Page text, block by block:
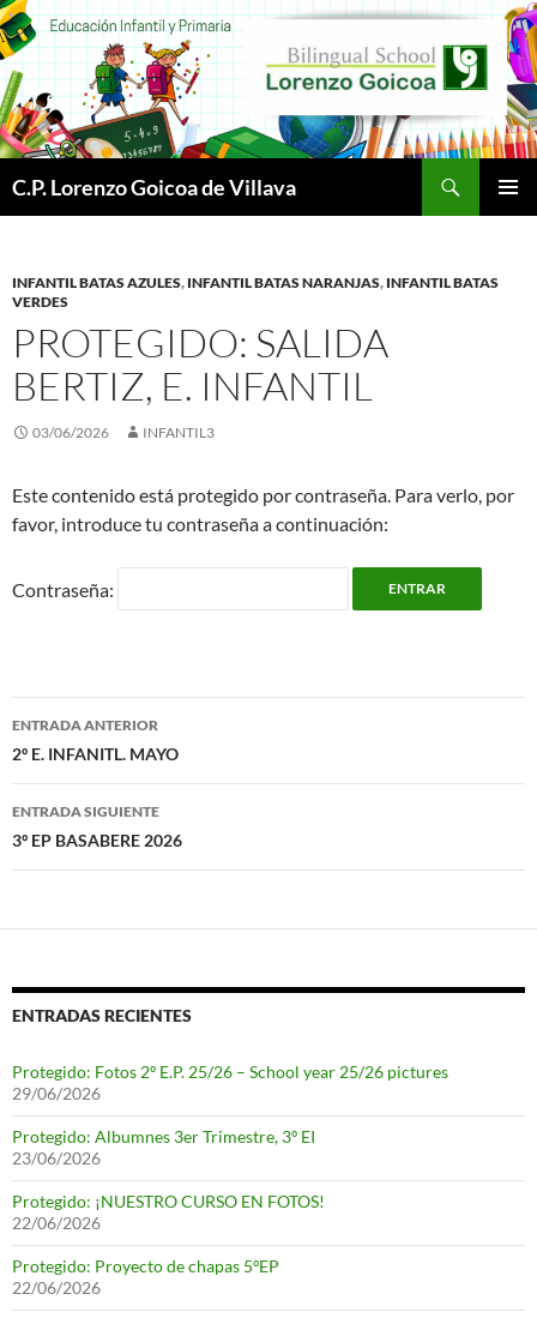
C.P. Lorenzo Goicoa de Villava
INFANTIL BATAS AZULES, INFANTIL BATAS NARANJAS, INFANTIL BATAS
VERDES
PROTEGIDO: SALIDA
BERTIZ, E. INFANTIL
03/06/2026 INFANTIL3
Este contenido está protegido por contraseña. Para verlo, por
favor, introduce tu contraseña a continuación:
Contraseña:
Navegación
de
entradas
ENTRADA ANTERIOR
2º E. INFANITL. MAYO
ENTRADA SIGUIENTE
3º EP BASABERE 2026
ENTRADAS RECIENTES
Protegido: Fotos 2º E.P. 25/26 – School year 25/26 pictures
29/06/2026
Protegido: Albumnes 3er Trimestre, 3º EI
23/06/2026
Protegido: ¡NUESTRO CURSO EN FOTOS!
22/06/2026
Protegido: Proyecto de chapas 5ºEP
22/06/2026